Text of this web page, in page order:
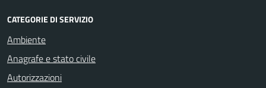
CATEGORIE DI SERVIZIO
Ambiente
Anagrafe e stato civile
Autorizzazioni